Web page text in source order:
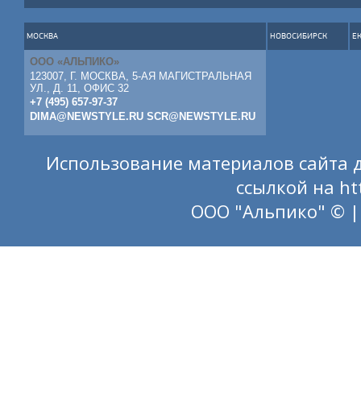
МОСКВА
ООО «АЛЬПИКО»
123007, Г. МОСКВА, 5-АЯ МАГИСТРАЛЬНАЯ
УЛ., Д. 11, ОФИС 32
+7 (495) 657-97-37
DIMA@NEWSTYLE.RU SCR@NEWSTYLE.RU
НОВОСИБИРСК
Использование материалов сайта
ссылкой на
ООО "Альпико" © |